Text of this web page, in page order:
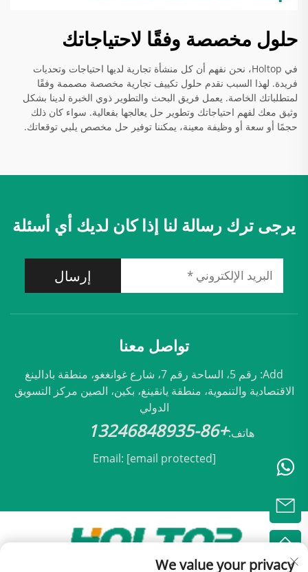
حلول مخصصة وفقًا لاحتياجاتك
في Holtop، نحن نفهم أن كل منشأة تجارية لديها احتياجات وتحديات
فريدة. لهذا السبب نقدم حلول تكييف تجارية مخصصة مصممة وفقًا
لمتطلباتك الخاصة. يعمل فريق البحث والتطوير ذوي الخبرة لدينا بشكل
وثيق معك لفهم احتياجاتك وتطوير حل يعالجها بفعالية. سواء كان ذلك
حجمًا أو سعة أو وظيفة معينة، يمكننا توفير حل مخصص يلبي توقعاتك.
يرجى ترك رسالة لنا إذا كان لديك أي أسئلة
إرسال
تواصل معنا
Add: رقم 5، الساحة رقم 7، شارع غوانغغو، منطقة بادالينغ
الاقتصادية والتنموية، منطقة يانقينغ، بكين، الصين مركز التسويق
الدولي
هاتف:+86-13246848935
Email: [email protected]
We value your privacy